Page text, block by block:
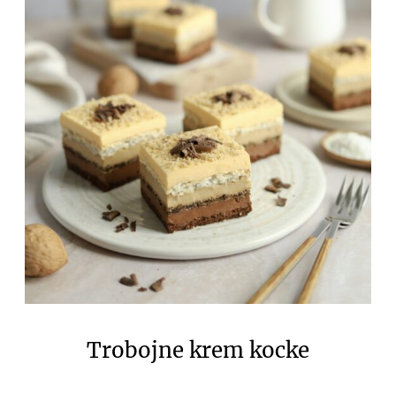
Trobojne krem kocke